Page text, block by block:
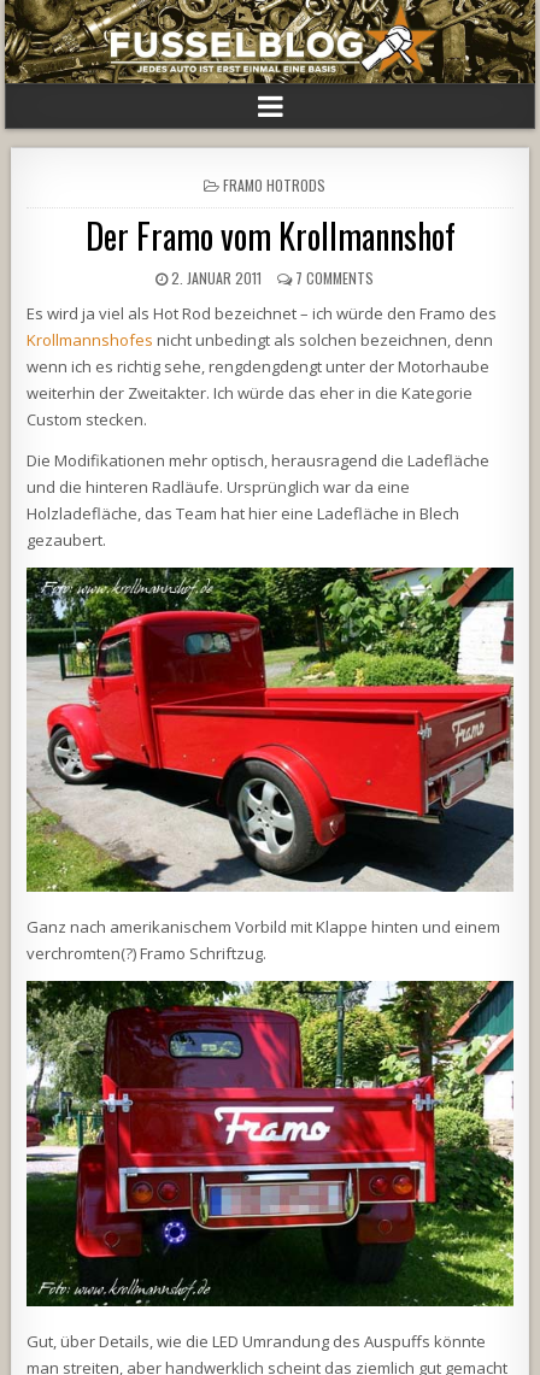
POSTED
IN
FRAMO HOTRODS
Der Framo vom Krollmannshof
2. JANUAR 2011 7 COMMENTS
Es wird ja viel als Hot Rod bezeichnet – ich würde den Framo des
Krollmannshofes nicht unbedingt als solchen bezeichnen, denn
wenn ich es richtig sehe, rengdengdengt unter der Motorhaube
weiterhin der Zweitakter. Ich würde das eher in die Kategorie
Custom stecken.
Die Modifikationen mehr optisch, herausragend die Ladefläche
und die hinteren Radläufe. Ursprünglich war da eine
Holzladefläche, das Team hat hier eine Ladefläche in Blech
gezaubert.
Ganz nach amerikanischem Vorbild mit Klappe hinten und einem
verchromten(?) Framo Schriftzug.
Gut, über Details, wie die LED Umrandung des Auspuffs könnte
man streiten, aber handwerklich scheint das ziemlich gut gemacht